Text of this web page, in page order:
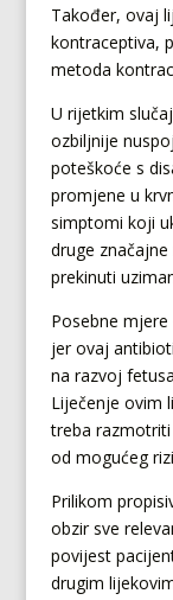
Također, ovaj
kontraceptiva,
metoda
U rijetkim
ozbiljnije
poteškoće s
promjene u
simptomi koji
druge
prekinuti
Posebne
jer ovaj
na razvoj
Liječenje ovim
treba
od mogućeg
Prilikom
obzir sve
povijest
drugim